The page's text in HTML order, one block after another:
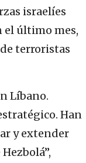
israelíes
el último mes,
terroristas
Líbano.
Han
y extender